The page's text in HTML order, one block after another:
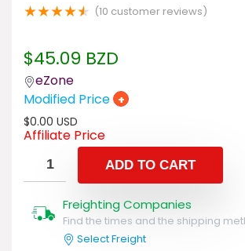
★★★★★ (10 customer reviews)
$45.09 BZD
eZone
Modified Price +
$0.00 USD
Affiliate Price
ADD TO CART
Freighting Companies
Find the times and the shipping
Select Freight